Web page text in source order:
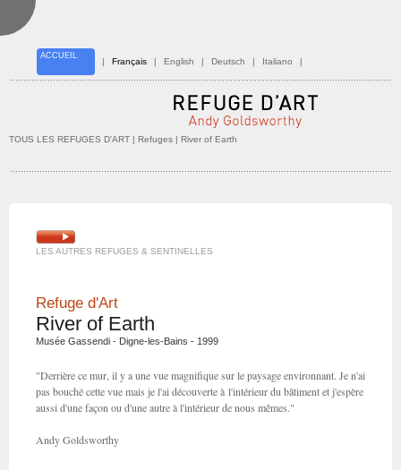
ACCUEIL
| Français | English | Deutsch | Italiano |
TOUS LES REFUGES D'ART | Refuges | River of Earth
LES AUTRES REFUGES & SENTINELLES
Refuge d'Art
River of Earth
Musée Gassendi - Digne-les-Bains - 1999
"Derrière ce mur, il y a une vue magnifique sur le paysage environnant. Je n'ai
pas bouché cette vue mais je l'ai découverte à l'intérieur du bâtiment et j'espère
aussi d'une façon ou d'une autre à l'intérieur de nous mêmes."
Andy Goldsworthy